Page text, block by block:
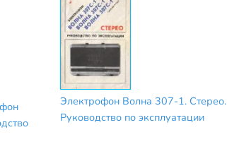
Электрофон Волна 307-1. Стерео.
Руководство по эксплуатации